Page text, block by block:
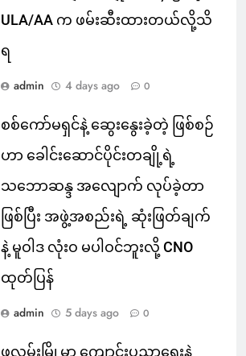
ULA/AA က ဖမ်းဆီးထားတယ်လို့သိ
ရ
admin 4 days ago 0
စစ်ကော်မရှင်နဲ့ ဆွေးနွေးခဲ့တဲ့ ဖြစ်စဉ်
ဟာ ခေါင်းဆောင်ပိုင်းတချို့ရဲ့
သဘောဆန္ဒ အလျောက် လုပ်ခဲ့တာ
ဖြစ်ပြီး အဖွဲ့အစည်းရဲ့ ဆုံးဖြတ်ချက်
နဲ့ မူဝါဒ လုံးဝ မပါဝင်ဘူးလို့ CNO
ထုတ်ပြန်
admin 5 days ago 0
ဖလမ်းမြို့မှာ ကျောင်းပညာရေးနဲ့